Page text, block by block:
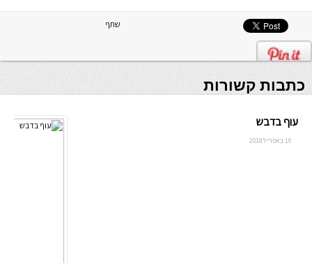
שתף
כתבות קשורות
עוף בדבש
10 באפריל 2018